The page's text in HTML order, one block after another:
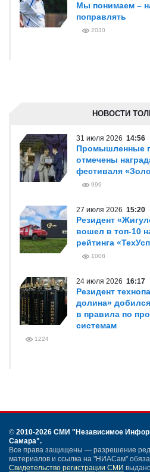
Мы понимаем –
поправлять
2030
НОВОСТИ
31 июля 2026 14:56
Промышленные
отмечены
фестиваля
999
27 июля 2026 15:20
Резидент
вошел в топ-10
рейтинга
1008
24 июля 2026 16:17
Резидент
долина»
в правила по
системам
1224
© 2010-2026 СМИ "Независимое
Самара".
Все права защищены — разрешение
материалов и ссылка на "НИАСам"
Свидетельство регистрации СМИ